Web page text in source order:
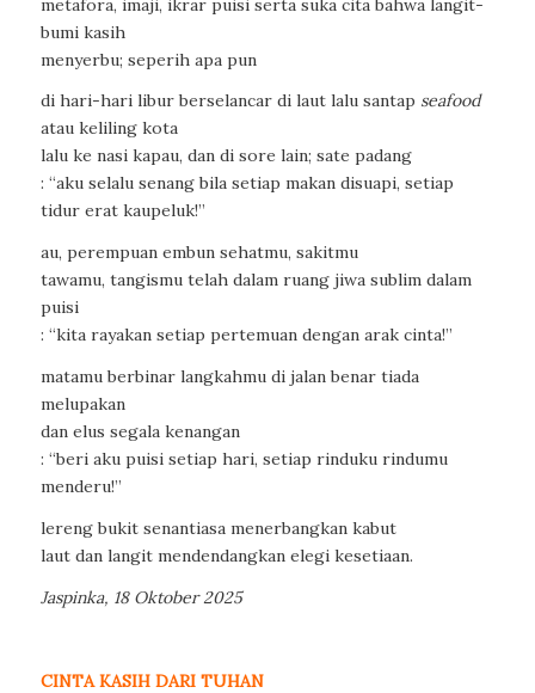
bumi kasih
menyerbu; seperih apa pun
di hari-hari libur berselancar di laut lalu santap seafood
atau keliling kota
lalu ke nasi kapau, dan di sore lain; sate padang
: “aku selalu senang bila setiap makan disuapi, setiap
tidur erat kaupeluk!”
au, perempuan embun sehatmu, sakitmu
tawamu, tangismu telah dalam ruang jiwa sublim dalam
puisi
: “kita rayakan setiap pertemuan dengan arak cinta!”
matamu berbinar langkahmu di jalan benar tiada
melupakan
dan elus segala kenangan
: “beri aku puisi setiap hari, setiap rinduku rindumu
menderu!”
lereng bukit senantiasa menerbangkan kabut
laut dan langit mendendangkan elegi kesetiaan.
Jaspinka, 18 Oktober 2025
CINTA KASIH DARI TUHAN